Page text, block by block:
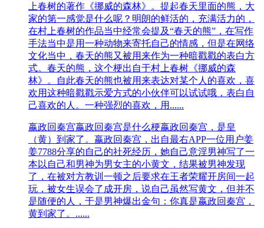
上春树的著作《挪威的森林》。提起春天里面的熊，大
家的第一感觉是什么呢？明朗的鲜活的，充满活力的，
在村上春树的作品当中经常会提及“春天的熊”，在写作
手法当中是用一种动物来寄托自己的情感，但是在网络
文化当中，春天的熊又被用来作为一种暗戳戳的表白方
式。春天的熊，这个梗出自于村上春树《挪威的森
林》。自此春天的熊也被用来表达对某个人的喜欢，喜
欢用这种暗戳戳示爱方式的小伙伴可以试试哦，表白自
己喜欢的人。一种强烈的喜欢，用......
嬴政回秦宫嬴政回秦宫是什么梗嬴政回秦宫，是皇‌‌‌‌‌‌‌‌‌‌
（黄）到家了。嬴政回秦宫，出自最右APP一位用户姜
姜7788分享的自己的社死经历，她自己意淫男神写了一
本以自己和男神为男女主的小黄文，结果被男神发现
了，在被对方教训一顿之后要求在王者荣耀开房间一起
玩，被女生误会了成开房，说自己虽然写黄文，但并不
是随便的人，于是男神爆出金句：你真是嬴政回秦宫，
黄到家了。......